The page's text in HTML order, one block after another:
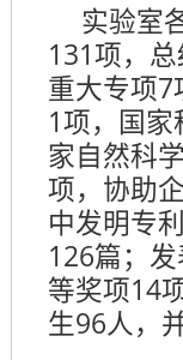
实验室
131项，
重大专项
1项，国
家自然科
项，协助
中发明专
126篇；
等奖项14
生96人，